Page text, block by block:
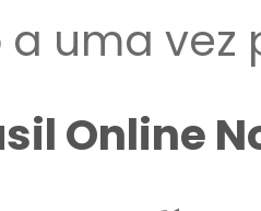
uma vez
Online